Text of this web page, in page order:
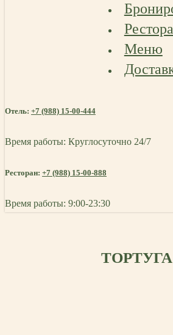
Меню
Отель: +7 (988) 15-00-444
Время работы: Круглосуточно 24/7
Ресторан: +7 (988) 15-00-888
Время работы: 9:00-23:30
ТОРТУГА